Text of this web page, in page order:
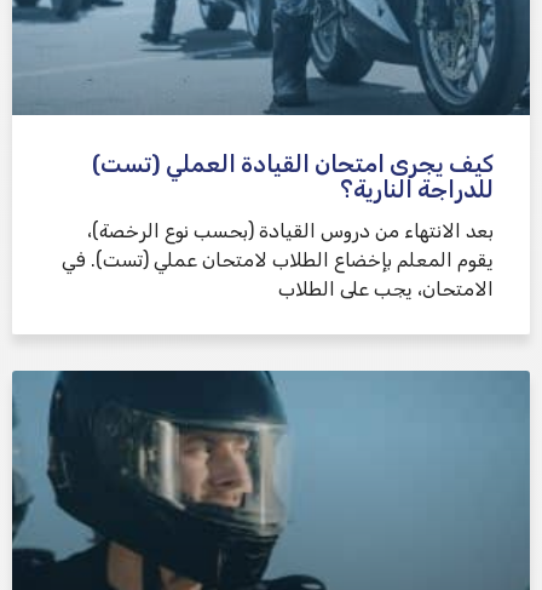
كيف يجرى امتحان القيادة العملي (تست)
للدراجة النارية؟
بعد الانتهاء من دروس القيادة (بحسب نوع الرخصة)،
يقوم المعلم بإخضاع الطلاب لامتحان عملي (تست). في
الامتحان، يجب على الطلاب